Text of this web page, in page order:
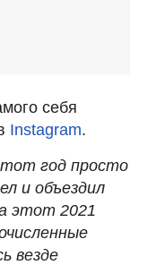
себя
Instagram.
год просто
и объездил
этот 2021
везде